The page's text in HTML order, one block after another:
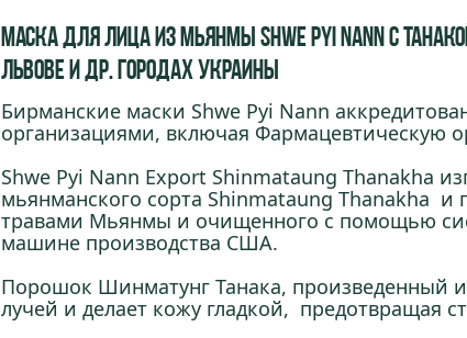
Маска для лица из Мьянмы Shwe Pyi Nann с
Львове и др. городах Украины
Бирманские маски Shwe Pyi Nann
организациями, включая Фармацевтическую
Shwe Pyi Nann Export Shinmataung Thanakha
мьянманского сорта Shinmataung Thanakha
травами Мьянмы и очищенного с помощью
машине производства США.
Порошок Шинматунг Танака, произведенный
лучей и делает кожу гладкой, предотвращая